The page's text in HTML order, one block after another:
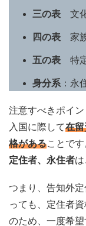
三の表 文
四の表 家
五の表 特
身分系 ：永
注意すべきポイ
入国に際して在
格があることです
定住者、永住者
つまり、告知外
っても、定住者
のため、一度希